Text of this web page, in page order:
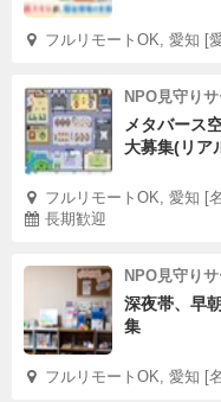
フルリモートOK, 愛知 [
NPO見守り
メタバース
大募集(リア
フルリモートOK, 愛知 [
長期歓迎
NPO見守り
深夜帯、早
集
フルリモートOK, 愛知 [